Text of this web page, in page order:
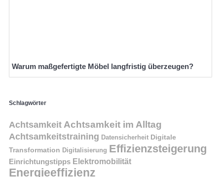
Warum maßgefertigte Möbel langfristig überzeugen?
Schlagwörter
Achtsamkeit Achtsamkeit im Alltag
Achtsamkeitstraining Datensicherheit Digitale
Transformation Digitalisierung Effizienzsteigerung
Einrichtungstipps Elektromobilität
Energieeffizienz